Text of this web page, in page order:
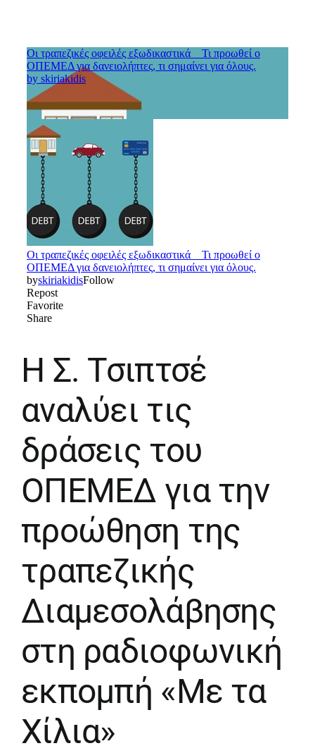
Η Σ. Τσιπτσέ
αναλύει τις
δράσεις του
ΟΠΕΜΕΔ για την
προώθηση της
τραπεζικής
Διαμεσολάβησης
στη ραδιοφωνική
εκπομπή «Με τα
Χίλια»